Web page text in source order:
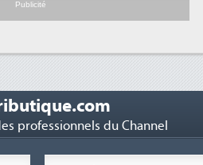
Publicité
professionnels du Channel